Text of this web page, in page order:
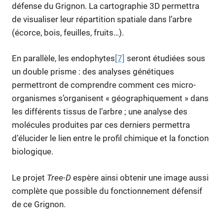
défense du Grignon. La cartographie 3D permettra
de visualiser leur répartition spatiale dans l’arbre
(écorce, bois, feuilles, fruits…).
En parallèle, les endophytes [7] seront étudiées sous
un double prisme : des analyses génétiques
permettront de comprendre comment ces micro-
organismes s’organisent « géographiquement » dans
les différents tissus de l’arbre ; une analyse des
molécules produites par ces derniers permettra
d’élucider le lien entre le profil chimique et la fonction
biologique.
Le projet Tree-D espère ainsi obtenir une image aussi
complète que possible du fonctionnement défensif
de ce Grignon.